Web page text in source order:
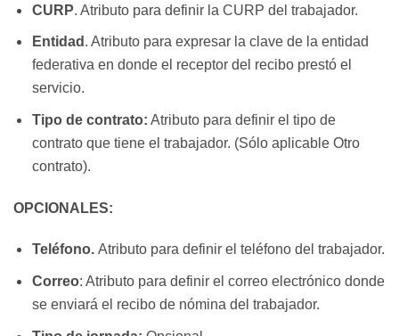
CURP. Atributo para definir la CURP del trabajador.
Entidad . Atributo para expresar la clave de la entidad
federativa en donde el receptor del recibo prestó el
servicio.
Tipo de contrato: Atributo para definir el tipo de
contrato que tiene el trabajador. (Sólo aplicable Otro
contrato).
OPCIONALES:
Teléfono. Atributo para definir el teléfono del trabajador.
Correo: Atributo para definir el correo electrónico donde
se enviará el recibo de nómina del trabajador.